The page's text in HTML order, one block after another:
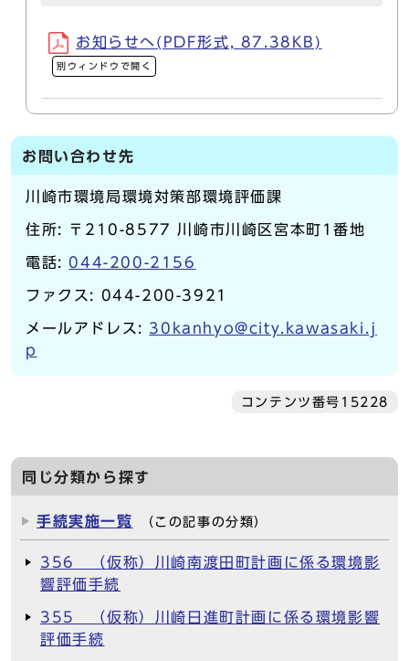
お知らせへ(PDF形式, 87.38KB)
別ウィンドウで開く
お問い合わせ先
川崎市環境局環境対策部環境評価課
住所: 〒210-8577 川崎市川崎区宮本町1番地
電話: 044-200-2156
ファクス: 044-200-3921
メールアドレス: 30kanhyo@city.kawasaki.j
p
コンテンツ番号15228
同じ分類から探す
手続実施一覧 （この記事の分類）
356 （仮称）川崎南渡田町計画に係る環境影
響評価手続
355 （仮称）川崎日進町計画に係る環境影響
評価手続